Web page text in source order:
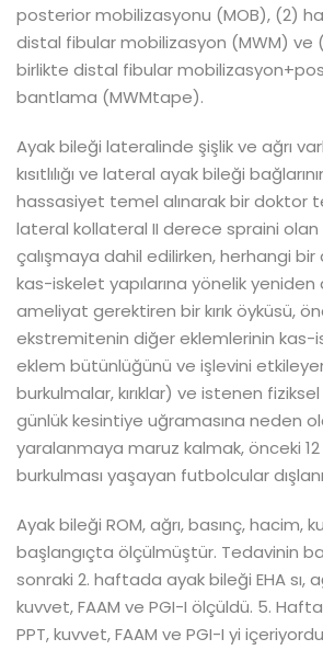
posterior mobilizasyonu (MOB), (2)
distal fibular mobilizasyon (MWM) ve
birlikte distal fibular
bantlama (MWMtape).
Ayak bileği lateralinde şişlik ve ağrı
kısıtlılığı ve lateral ayak bileği
hassasiyet temel alınarak bir doktor
lateral kollateral II derece spraini
çalışmaya dahil edilirken, herhangi
kas-iskelet yapılarına yönelik
ameliyat gerektiren bir kırık öyküsü,
ekstremitenin diğer eklemlerinin kas-
eklem bütünlüğünü ve işlevini
burkulmalar, kırıklar) ve istenen
günlük kesintiye uğramasına neden
yaralanmaya maruz kalmak, önceki
burkulması yaşayan futbolcular
Ayak bileği ROM, ağrı, basınç, hacim,
başlangıçta ölçülmüştür. Tedavinin
sonraki 2. haftada ayak bileği EHA sı,
kuvvet, FAAM ve PGI-I ölçüldü. 5.
PPT, kuvvet, FAAM ve PGI-I yi